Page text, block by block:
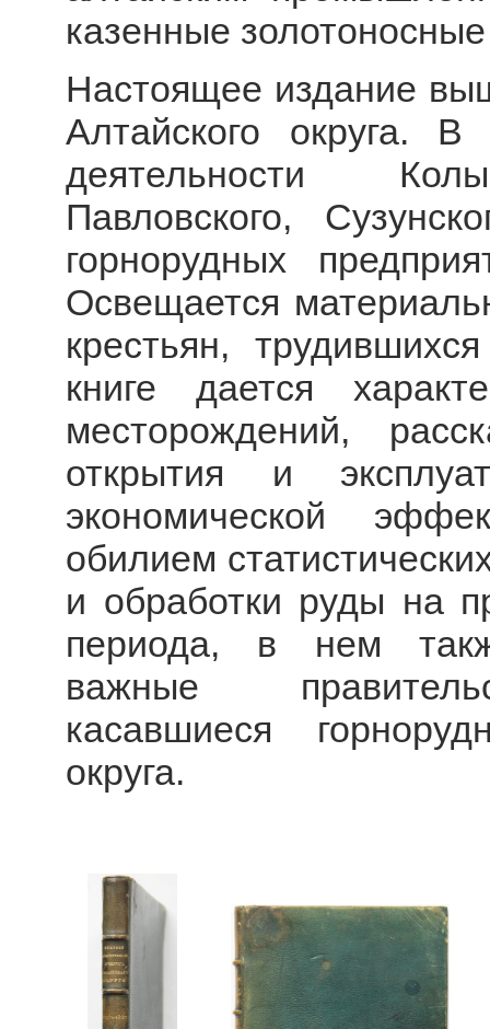
казенные
Настоящее издание
Алтайского округа. В
деятельности
Павловского,
горнорудных
Освещается
крестьян,
книге дается
месторождений,
открытия и
экономической
обилием
и обработки руды на
периода, в нем
важные
касавшиеся
округа.